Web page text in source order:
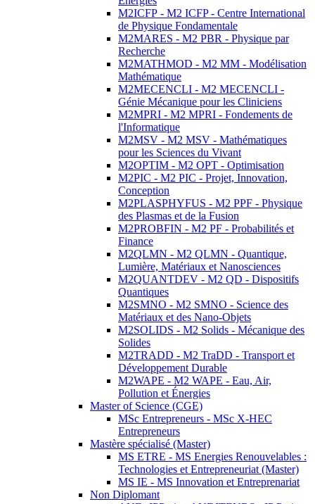
M2ICFP - M2 ICFP - Centre International
de Physique Fondamentale
M2MARES - M2 PBR - Physique par
Recherche
M2MATHMOD - M2 MM - Modélisation
Mathématique
M2MECENCLI - M2 MECENCLI -
Génie Mécanique pour les Cliniciens
M2MPRI - M2 MPRI - Fondements de
l'Informatique
M2MSV - M2 MSV - Mathématiques
pour les Sciences du Vivant
M2OPTIM - M2 OPT - Optimisation
M2PIC - M2 PIC - Projet, Innovation,
Conception
M2PLASPHYFUS - M2 PPF - Physique
des Plasmas et de la Fusion
M2PROBFIN - M2 PF - Probabilités et
Finance
M2QLMN - M2 QLMN - Quantique,
Lumière, Matériaux et Nanosciences
M2QUANTDEV - M2 QD - Dispositifs
Quantiques
M2SMNO - M2 SMNO - Science des
Matériaux et des Nano-Objets
M2SOLIDS - M2 Solids - Mécanique des
Solides
M2TRADD - M2 TraDD - Transport et
Développement Durable
M2WAPE - M2 WAPE - Eau, Air,
Pollution et Énergies
Master of Science (CGE)
MSc Entrepreneurs - MSc X-HEC
Entrepreneurs
Mastère spécialisé (Master)
MS ETRE - MS Energies Renouvelables :
Technologies et Entrepreneuriat (Master)
MS IE - MS Innovation et Entreprenariat
Non Diplomant